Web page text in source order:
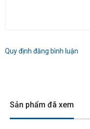
Quy định đăng bình luận
Sản phẩm đã xem